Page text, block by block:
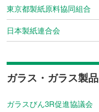
東京都製紙原料協同組合
日本製紙連合会
ガラス・ガラス製品
ガラスびん3R促進協議会